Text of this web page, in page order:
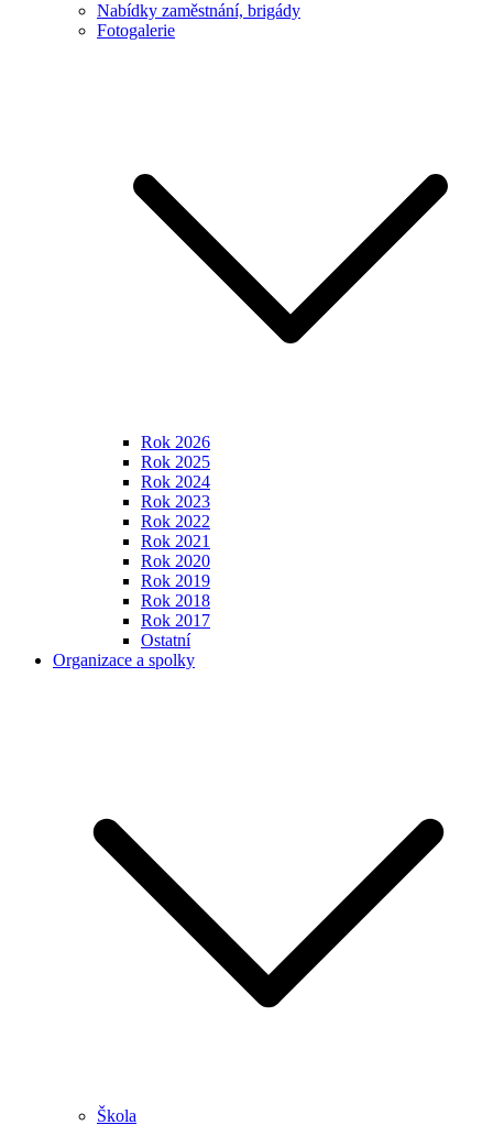
Nabídky zaměstnání, brigády
Fotogalerie
Rok 2026
Rok 2025
Rok 2024
Rok 2023
Rok 2022
Rok 2021
Rok 2020
Rok 2019
Rok 2018
Rok 2017
Ostatní
Organizace a spolky
Škola